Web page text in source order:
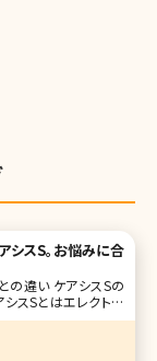
シスS。お悩みに合
施術です。 似たよう
が、ケアシスSはそ
ます。